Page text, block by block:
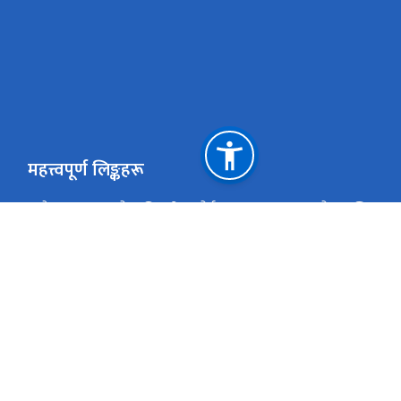
महत्त्वपूर्ण लिङ्कहरू
नेपाल सरकारको आधिकारिक पोर्टल
उद्योग, वाणिज्य